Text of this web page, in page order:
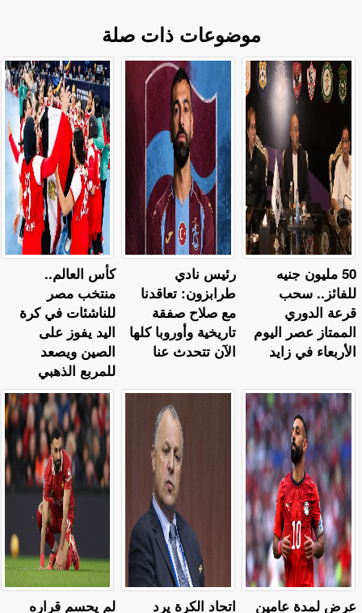
موضوعات ذات صلة
كأس العالم..
منتخب مصر
للناشئات في كرة
اليد يفوز على
الصين ويصعد
للمربع الذهبي
رئيس نادي
طرابزون: تعاقدنا
مع صلاح صفقة
تاريخية وأوروبا كلها
الآن تتحدث عنا
50 مليون جنيه
للفائز.. سحب
قرعة الدوري
الممتاز عصر اليوم
الأربعاء في زايد
لم يحسم قراره اتحاد الكرة يرد عرض لمدة عامين